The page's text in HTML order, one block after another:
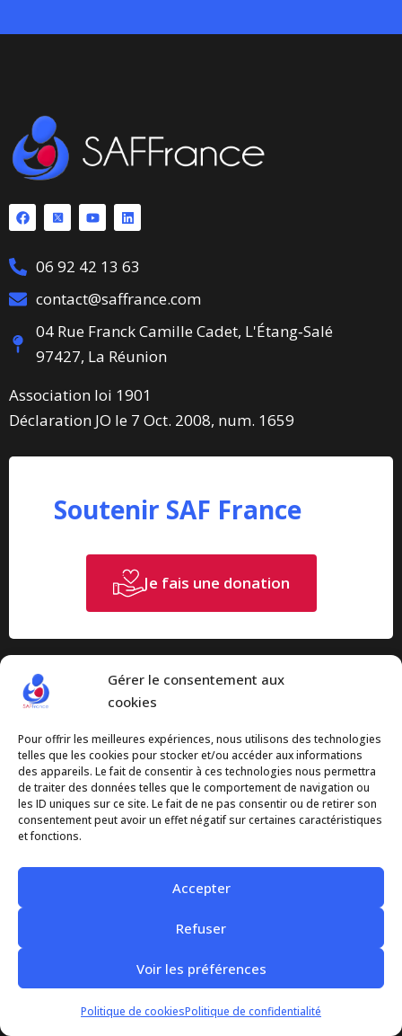
Gérer le consentement aux
cookies
Pour offrir les meilleures expériences, nous utilisons des technologies
telles que les cookies pour stocker et/ou accéder aux informations
des appareils. Le fait de consentir à ces technologies nous permettra
de traiter des données telles que le comportement de navigation ou
les ID uniques sur ce site. Le fait de ne pas consentir ou de retirer son
consentement peut avoir un effet négatif sur certaines caractéristiques
et fonctions.
Accepter
Refuser
Voir les préférences
Politique de cookiesPolitique de confidentialité
06 92 42 13 63
contact@saffrance.com
04 Rue Franck Camille Cadet, L'Étang‑Salé
97427, La Réunion
Association loi 1901
Déclaration JO le 7 Oct. 2008, num. 1659
Soutenir SAF France
Je fais une donation
Navigation
SAF France
Tables Jaunes
Témoignage
Ressources
Nous contacter